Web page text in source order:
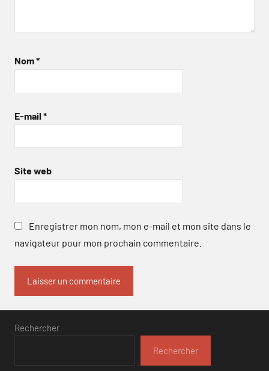
Nom*
E-mail *
Site web
Enregistrer mon nom, mon e-mail et mon site dans le
navigateur pour mon prochain commentaire.
Rechercher
Rechercher